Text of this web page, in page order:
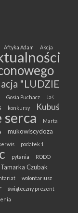
Aftyka Adam Akcja
"LUDZIE
Gosia Puchacz
Jaś
konkursy
Kubuś
serca
Marta
mukowiscydoza
podatek 1
pytania RODO
Tamarka Czubak
wolontariusz
świąteczny prezent